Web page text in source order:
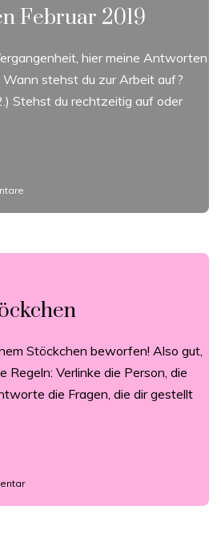
Februar 2019
hier meine Antworten
stehst du zur Arbeit auf?
Stehst du rechtzeitig auf oder
Stöckchen beworfen! Also gut,
Regeln: Verlinke die Person, die
die Fragen, die dir gestellt